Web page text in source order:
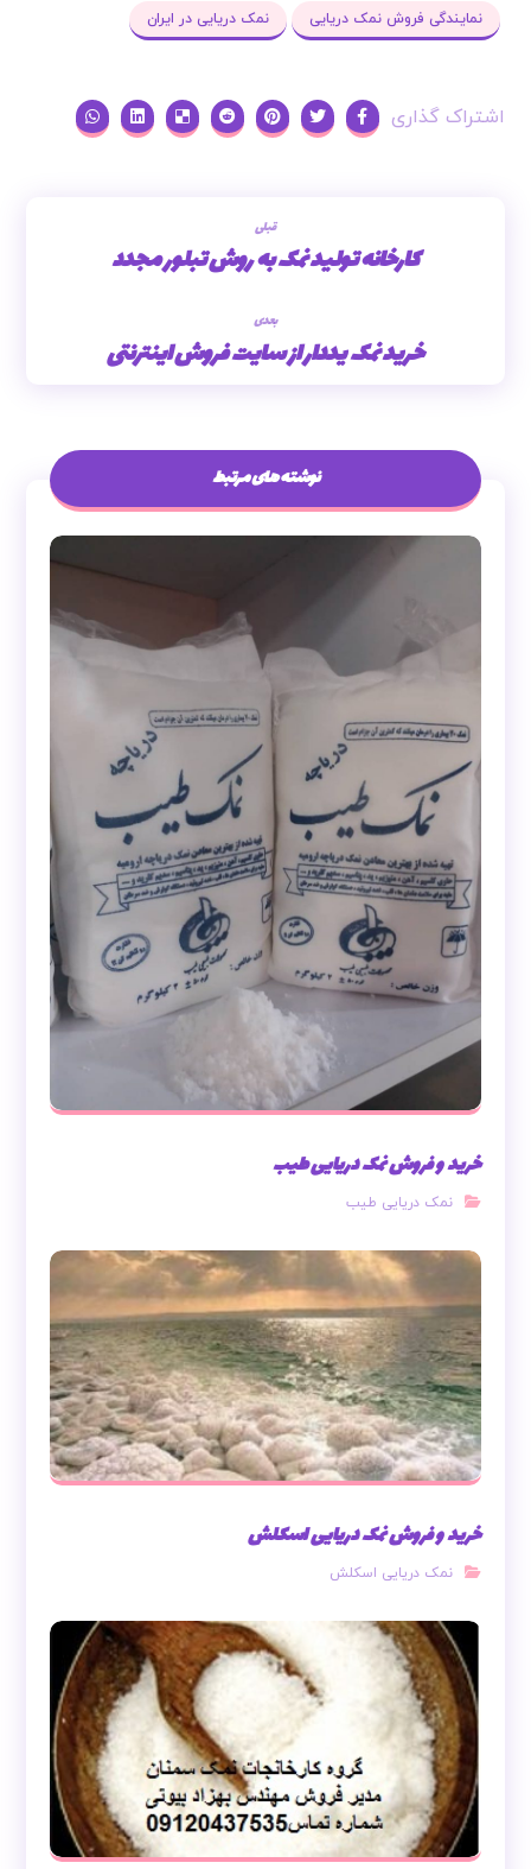
نمایندگی فروش نمک دریایی نمک دریایی در ایران
قبلی
کارخانه تولید نمک به روش تبلور مجدد
بعدی
خرید نمک یددار از سایت فروش اینترنتی
نوشته های مرتبط
خرید و فروش نمک دریایی طیب
نمک دریایی طیب
خرید و فروش نمک دریایی اسکلش
نمک دریایی اسکلش